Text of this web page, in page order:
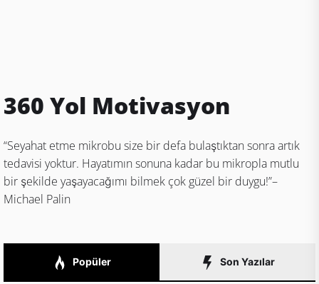
360 Yol Motivasyon
“Seyahat etme mikrobu size bir defa bulaştıktan sonra artık
tedavisi yoktur. Hayatımın sonuna kadar bu mikropla mutlu
bir şekilde yaşayacağımı bilmek çok güzel bir duygu!”–
Michael Palin
Popüler Son Yazılar